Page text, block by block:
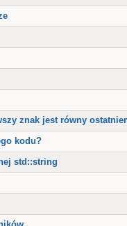
znak jest równy
kodu?
std::string